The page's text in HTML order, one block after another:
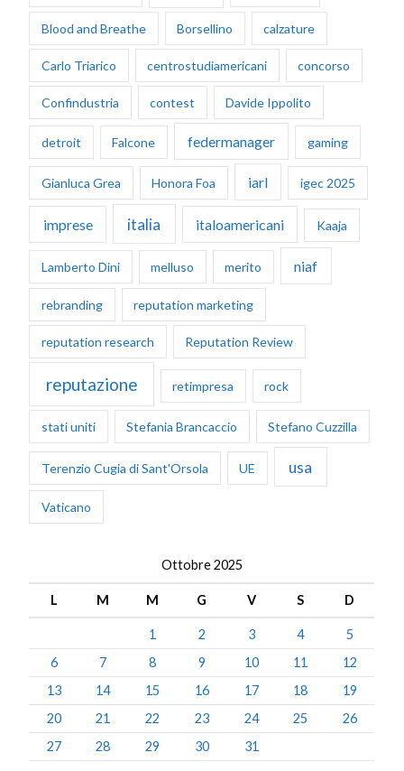
Blood and Breathe Borsellino calzature
Carlo Triarico centrostudiamericani concorso
Confindustria contest Davide Ippolito
detroit Falcone federmanager gaming
Gianluca Grea Honora Foa iarl igec 2025
imprese italia italoamericani Kaaja
Lamberto Dini melluso merito niaf
rebranding reputation marketing
reputation research Reputation Review
reputazione retimpresa rock
stati uniti Stefania Brancaccio Stefano Cuzzilla
Terenzio Cugia di Sant'Orsola UE usa
Vaticano
Ottobre 2025
L M M G V S D
1 2 3 4
5
6
7 8 9 10 11
12
13
14 15 16 17 18
19
20
21 22 23 24 25
26
27
28 29 30 31